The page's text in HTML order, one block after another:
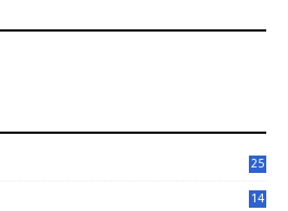
25
14